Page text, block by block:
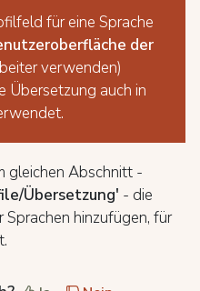
für eine Sprache
der
verwenden)
Übersetzung auch in
gleichen Abschnitt -
Übersetzung' - die
hinzufügen, für